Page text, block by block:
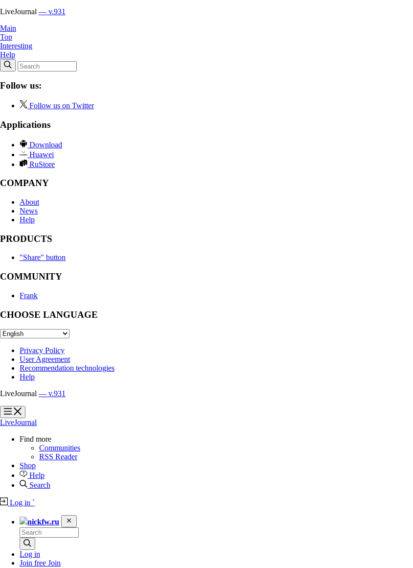
LiveJournal — v.931
Main
Top
Interesting
Help
Follow us:
Follow us on Twitter
Applications
Download
Huawei
RuStore
COMPANY
About
News
Help
PRODUCTS
"Share" button
COMMUNITY
Frank
CHOOSE LANGUAGE
Privacy Policy
User Agreement
Recommendation technologies
Help
LiveJournal — v.931
?
?
LiveJournal
Find more
Communities
RSS Reader
Shop
Help
Search
Log in `
nickfw.ru
Log in
Join free Join